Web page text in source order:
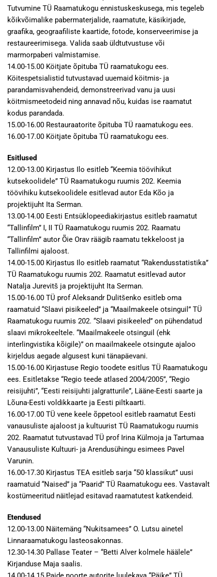
Tutvumine TÜ Raamatukogu ennistuskeskusega, mis tegeleb
kõikvõimalike pabermaterjalide, raamatute, käsikirjade,
graafika, geograafiliste kaartide, fotode, konserveerimise ja
restaureerimisega. Valida saab üldtutvustuse või
marmorpaberi valmistamise.
14.00-15.00 Köitjate õpituba TÜ raamatukogu ees.
Köitespetsialistid tutvustavad uuemaid köitmis- ja
parandamisvahendeid, demonstreerivad vanu ja uusi
köitmismeetodeid ning annavad nõu, kuidas ise raamatut
kodus parandada.
15.00-16.00 Restauraatorite õpituba TÜ raamatukogu ees.
16.00-17.00 Köitjate õpituba TÜ raamatukogu ees.
Esitlused
12.00-13.00 Kirjastus Ilo esitleb “Keemia töövihikut
kutsekoolidele” TÜ Raamatukogu ruumis 202. Keemia
töövihiku kutsekoolidele esitlevad autor Eda Kõo ja
projektijuht Ita Serman.
13.00-14.00 Eesti Entsüklopeediakirjastus esitleb raamatut
“Tallinfilm” I, II TÜ Raamatukogu ruumis 202. Raamatu
“Tallinfilm” autor Õie Orav räägib raamatu tekkeloost ja
Tallinfilmi ajaloost.
14.00-15.00 Kirjastus Ilo esitleb raamatut “Rakendusstatistika”
TÜ Raamatukogu ruumis 202. Raamatut esitlevad autor
Natalja Jurevitš ja projektijuht Ita Serman.
15.00-16.00 TÜ prof Aleksandr Dulitšenko esitleb oma
raamatuid “Slaavi pisikeeled” ja “Maailmakeele otsinguil” TÜ
Raamatukogu ruumis 202. “Slaavi pisikeeled” on pühendatud
slaavi mikrokeeltele. “Maailmakeele otsinguil (ehk
interlingvistika kõigile)” on maailmakeele otsingute ajaloo
kirjeldus aegade algusest kuni tänapäevani.
15.00-16.00 Kirjastuse Regio toodete esitlus TÜ Raamatukogu
ees. Esitletakse “Regio teede atlased 2004/2005”, “Regio
reisijuhti”, “Eesti reisijuhti jalgratturile”, Lääne-Eesti saarte ja
Lõuna-Eesti voldikkaarte ja Eesti piltkaarti.
16.00-17.00 TÜ vene keele õppetool esitleb raamatut Eesti
vanausuliste ajaloost ja kultuurist TÜ Raamatukogu ruumis
202. Raamatut tutvustavad TÜ prof Irina Külmoja ja Tartumaa
Vanausuliste Kultuuri- ja Arendusühingu esimees Pavel
Varunin.
16.00-17.30 Kirjastus TEA esitleb sarja “50 klassikut” uusi
raamatuid “Naised” ja “Paarid” TÜ Raamatukogu ees. Vastavalt
kostümeeritud näitlejad esitavad raamatutest katkendeid.
Etendused
12.00-13.00 Näitemäng “Nukitsamees” O. Lutsu ainetel
Linnaraamatukogu lasteosakonnas.
12.30-14.30 Pallase Teater – “Betti Alver kolmele häälele”
Kirjanduse Maja saalis.